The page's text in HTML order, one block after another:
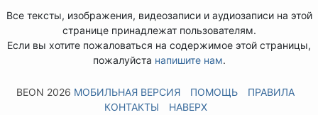
Все тексты, изображения, видеозаписи и аудиозаписи на этой
странице принадлежат пользователям.
Если вы хотите пожаловаться на содержимое этой страницы,
пожалуйста напишите нам.
BEON 2026 МОБИЛЬНАЯ ВЕРСИЯ ПОМОЩЬ
ПРАВИЛА
КОНТАКТЫ
НАВЕРХ